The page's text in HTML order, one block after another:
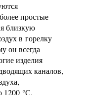
простые
близкую
в горелку
он всегда
изделия
каналов,
1200 °С.